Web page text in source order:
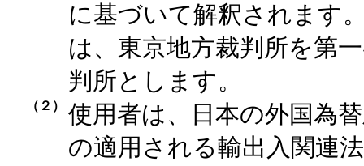
に基づいて解釈されます
は、東京地方裁判所を第
判所とします。
（２） 使用者は、日本の外国為
の適用される輸出入関連